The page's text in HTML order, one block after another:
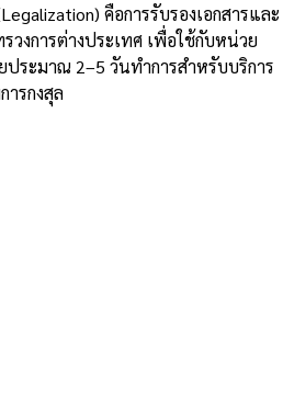
คือการรับรองเอกสารและ
วงการต่างประเทศ เพื่อใช้กับหน่วย
ประมาณ 2–5 วันทำการสำหรับบริการ
รกงสุล